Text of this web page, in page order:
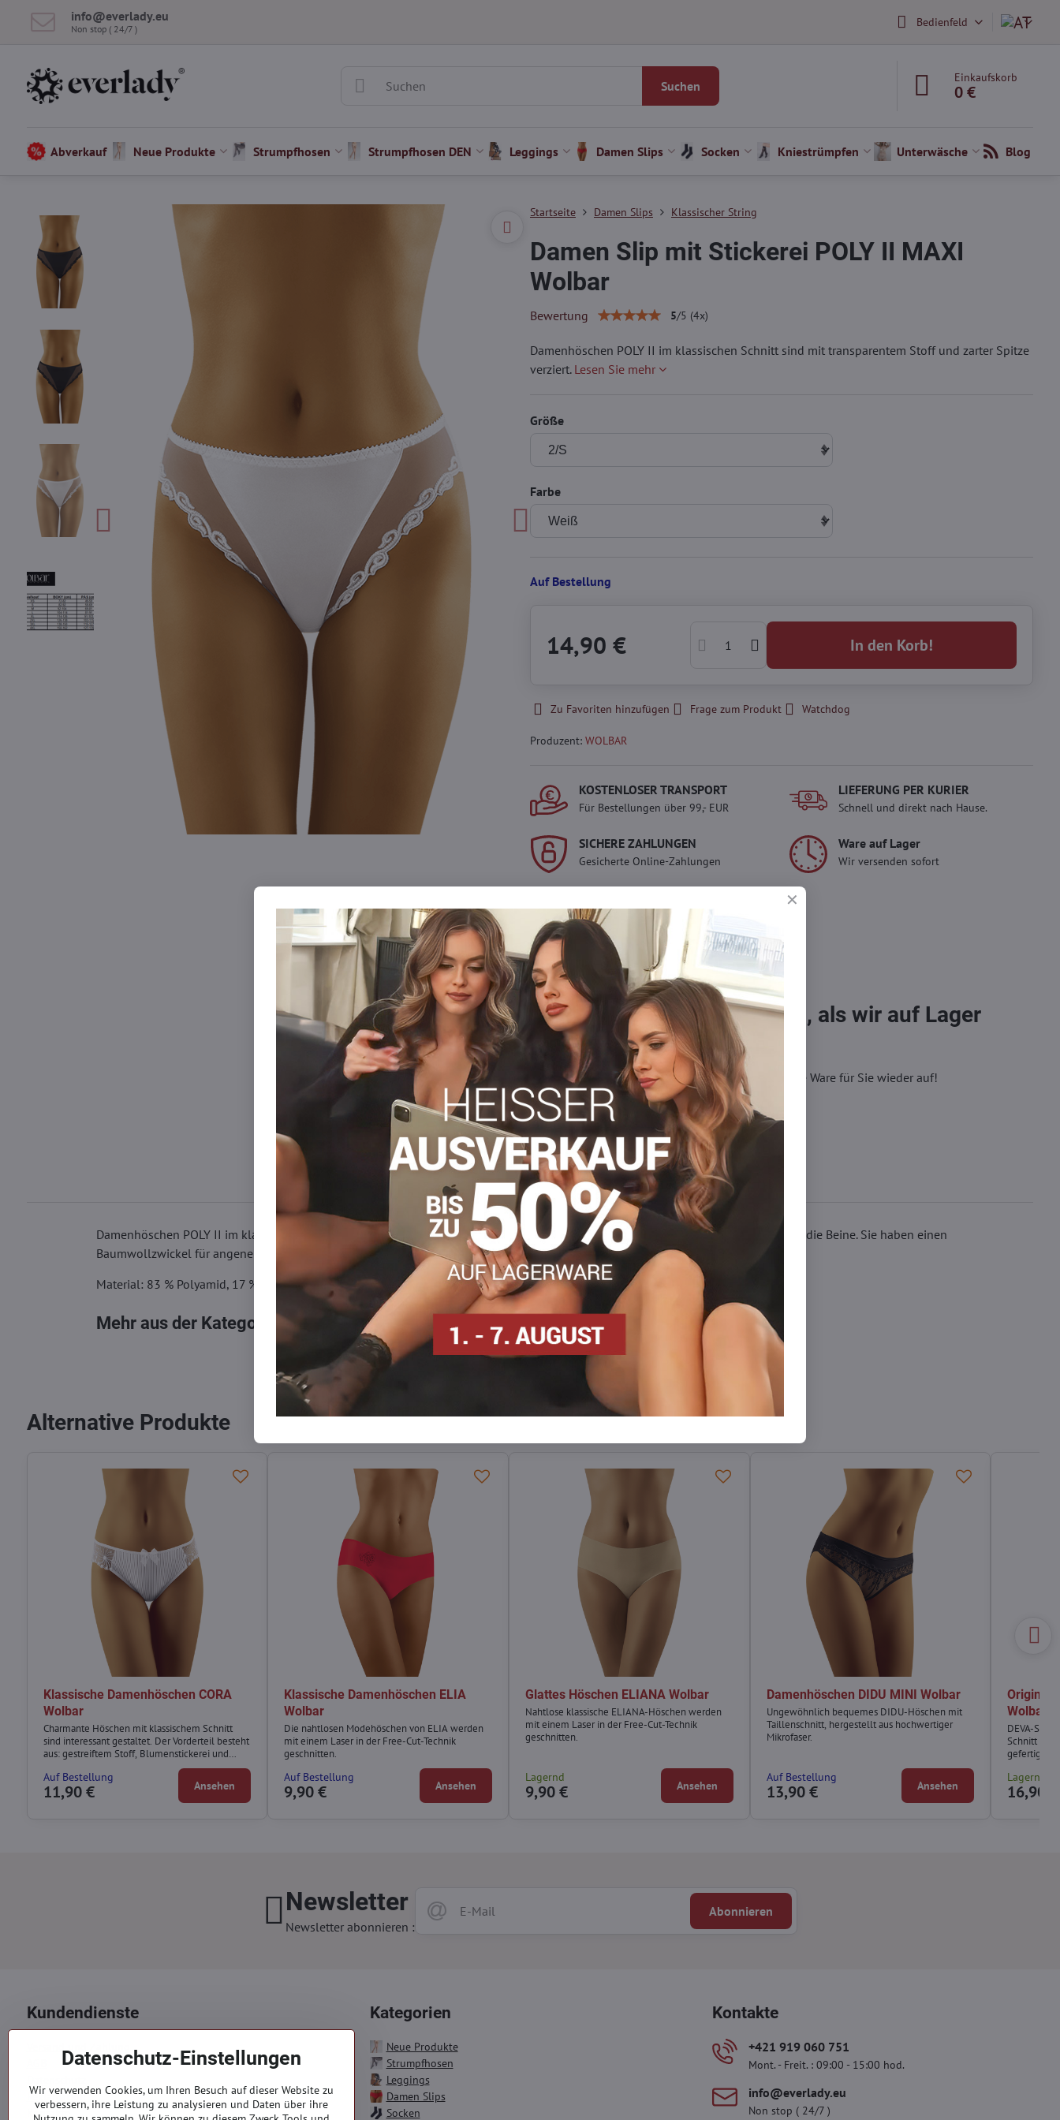
info​@everlady​.eu
Non stop ( 24/7 ) Bedienfeld
Suchen
Einkaufskorb
0 €
Abverkauf Neue Produkte Strumpfhosen Strumpfhosen DEN Leggings Damen Slips Socken Kniestrümpfen Unterwäsche Blog
Startseite Damen Slips Klassischer String
Damen Slip mit Stickerei POLY II MAXI
Wolbar
Bewertung 5/5 (4x)
Damenhöschen POLY II im klassischen Schnitt sind mit transparentem Stoff und zarter Spitze
verziert. Lesen Sie mehr
Größe
Farbe
Auf Bestellung
14,90 € In den Korb!
Zu Favoriten hinzufügen Frage zum Produkt Watchdog
Produzent: WOLBAR
KOSTENLOSER TRANSPORT
Für Bestellungen über 99,- EUR
LIEFERUNG PER KURIER
Schnell und direkt nach Hause.
SICHERE ZAHLUNGEN
Gesicherte Online-Zahlungen
Ware auf Lager
Wir versenden sofort
Werden Sie Teil von everlady und
genießen Sie einen
5 %
Mitgliedervorteil bei jedem Einkauf.
Der Vorteil wird automatisch im
Warenkorb angewendet.
Möchten Sie mehr bestellen, als wir auf Lager
haben?
Zögern Sie nicht, uns zu kontaktieren, wir füllen die Ware für Sie wieder auf!
info​@everlady​.eu
Beschreibung Bewertungen 0 Diskussion 0
Damenhöschen POLY II im klassischen Schnitt sind mit transparentem Stoff und zarter Spitze verziert. Der Schnitt verlängert optisch die Beine. Sie haben einen
Baumwollzwickel für angenehmen Tragekomfort.
Material: 83 % Polyamid, 17 % Elasthan
Mehr aus der Kategorie Klassischer String Klasické nohavičky
LinkedIn
Alternative Produkte
Klassische Damenhöschen CORA
Wolbar
Charmante Höschen mit klassischem Schnitt
sind interessant gestaltet. Der Vorderteil besteht
aus: gestreiftem Stoff, Blumenstickerei und
Auf Bestellung
11,90 € Ansehen
Klassische Damenhöschen ELIA
Wolbar
Die nahtlosen Modehöschen von ELIA werden
mit einem Laser in der Free-Cut-Technik
geschnitten.
Auf Bestellung
9,90 € Ansehen
Glattes Höschen ELIANA Wolbar
Nahtlose klassische ELIANA-Höschen werden
mit einem Laser in der Free-Cut-Technik
geschnitten.
Lagernd
9,90 € Ansehen
Damenhöschen DIDU MINI Wolbar
Ungewöhnlich bequemes DIDU-Höschen mit
Taillenschnitt, hergestellt aus hochwertiger
Mikrofaser.
Auf Bestellung
13,90 € Ansehen
Wolbar
DEVA-
Schnitt und
gefertigt.
Lagernd
16,90 €
Newsletter
Newsletter abonnieren :
Abonnieren
Kundendienste
Reklamation
Kontakte
Kategorien
Neue Produkte
Strumpfhosen
Leggings
Damen Slips
Socken
Kontakte
+421 919 060 751
Mont. - Freit. : 09:00 - 15:00 hod.
info​@everlady​.eu
Non stop ( 24/7 )
Datenschutz-Einstellungen
Wir verwenden Cookies, um Ihren Besuch auf dieser Website zu
verbessern, ihre Leistung zu analysieren und Daten über ihre